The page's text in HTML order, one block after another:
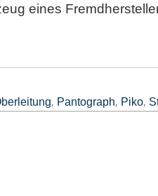
eines
, Pantograph, Piko,